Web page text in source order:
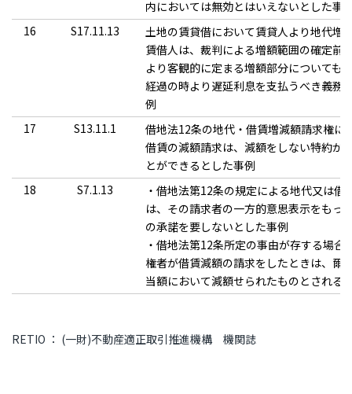
内においては無効とはいえないとした事
16
S17.11.13
土地の賃貸借において賃貸人より地代増
賃借人は、裁判による増額範囲の確定前
より客観的に定まる増額部分についても
経過の時より遅延利息を支払うべき義務
例
17
S13.11.1
借地法12条の地代・借賃増減額請求権に
借賃の減額請求は、減額をしない特約が
とができるとした事例
18
S7.1.13
・借地法第12条の規定による地代又は借
は、その請求者の一方的意思表示をもっ
の承諾を要しないとした事例
・借地法第12条所定の事由が存する場合
権者が借賃減額の請求をしたときは、爾
当額において減額せられたものとされる
RETIO ： (一財)不動産適正取引推進機構 機関誌